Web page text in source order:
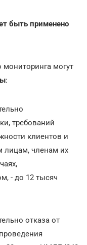
быть применено
мониторинга могут
:
требований
клиентов и
лицам, членам их
- до 12 тысяч
отказа от